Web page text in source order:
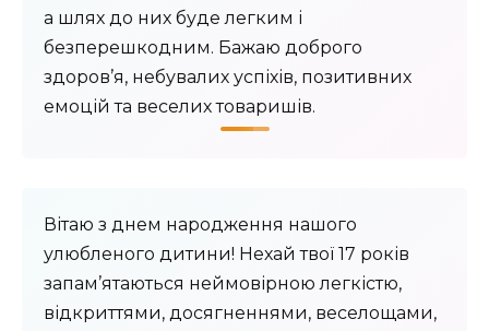
а шлях до них буде легким і
безперешкодним. Бажаю доброго
здоров’я, небувалих успіхів, позитивних
емоцій та веселих товаришів.
Вітаю з днем ​​народження нашого
улюбленого дитини! Нехай твої 17 років
запам’ятаються неймовірною легкістю,
відкриттями, досягненнями, веселощами,